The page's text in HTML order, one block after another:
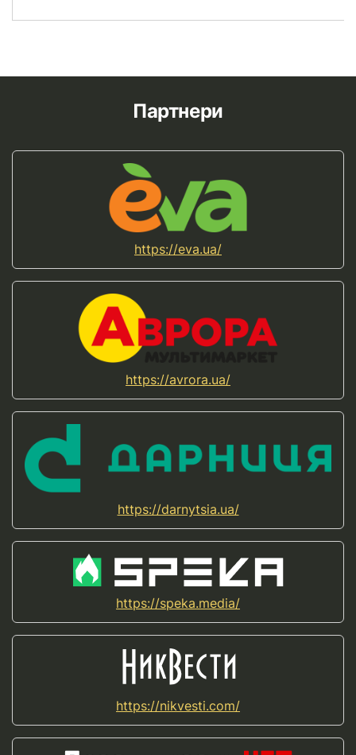
Партнери
https://eva.ua/
https://avrora.ua/
https://darnytsia.ua/
https://speka.media/
https://nikvesti.com/